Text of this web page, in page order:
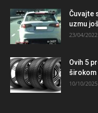
Čuvajte
uzmu
23/04/2022
Ovih 5
širokom
10/10/2025